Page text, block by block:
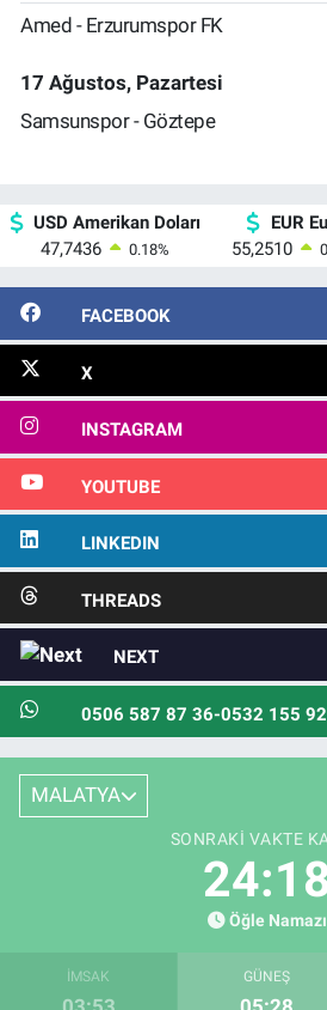
Amed - Erzurumspor FK
17 Ağustos, Pazartesi
Samsunspor - Göztepe
USD Amerikan Doları
47,7436
0.18%
EUR
55,2510
FACEBOOK
X
INSTAGRAM
YOUTUBE
LINKEDIN
THREADS
NEXT
0506 587 87 36-0532 155
MALATYA
SONRAKI VAKTE
Öğle Namazı
İMSAK GÜNEŞ